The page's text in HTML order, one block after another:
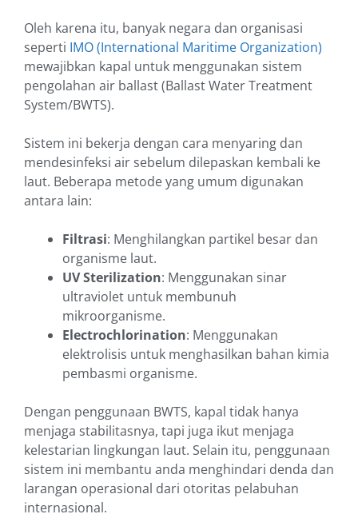
Oleh karena itu, banyak negara dan organisasi
seperti IMO (International Maritime Organization)
mewajibkan kapal untuk menggunakan sistem
pengolahan air ballast (Ballast Water Treatment
System/BWTS).
Sistem ini bekerja dengan cara menyaring dan
mendesinfeksi air sebelum dilepaskan kembali ke
laut. Beberapa metode yang umum digunakan
antara lain:
Filtrasi: Menghilangkan partikel besar dan
organisme laut.
UV Sterilization: Menggunakan sinar
ultraviolet untuk membunuh
mikroorganisme.
Electrochlorination: Menggunakan
elektrolisis untuk menghasilkan bahan kimia
pembasmi organisme.
Dengan penggunaan BWTS, kapal tidak hanya
menjaga stabilitasnya, tapi juga ikut menjaga
kelestarian lingkungan laut. Selain itu, penggunaan
sistem ini membantu anda menghindari denda dan
larangan operasional dari otoritas pelabuhan
internasional.